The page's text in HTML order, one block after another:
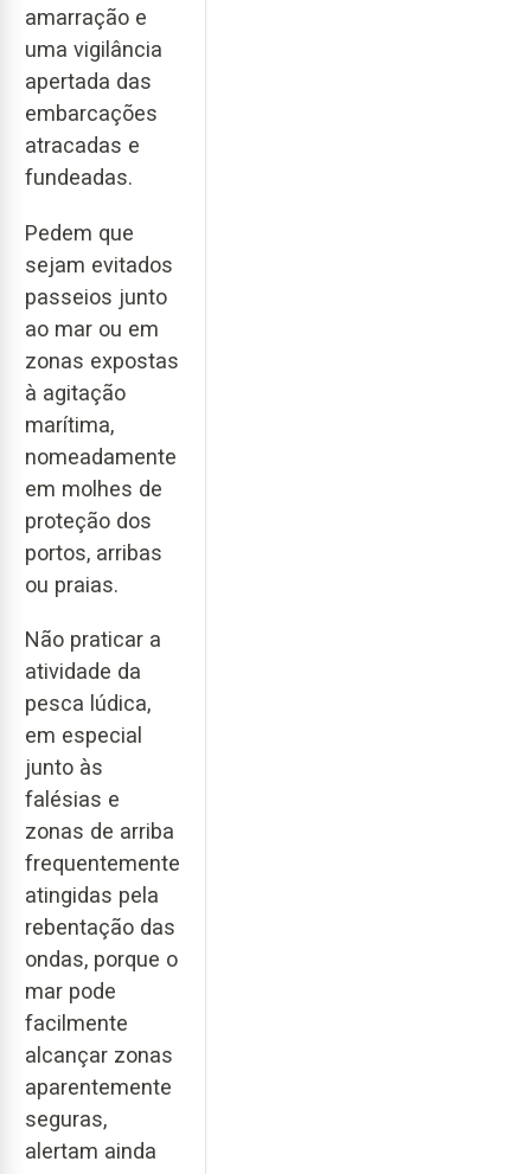
amarração e
uma vigilância
apertada das
embarcações
atracadas e
fundeadas.
Pedem que
sejam evitados
passeios junto
ao mar ou em
zonas expostas
à agitação
marítima,
nomeadamente
em molhes de
proteção dos
portos, arribas
ou praias.
Não praticar a
atividade da
pesca lúdica,
em especial
junto às
falésias e
zonas de arriba
frequentemente
atingidas pela
rebentação das
ondas, porque o
mar pode
facilmente
alcançar zonas
aparentemente
seguras,
alertam ainda